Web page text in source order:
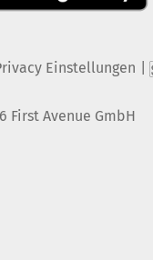
Einstellungen
First Avenue GmbH